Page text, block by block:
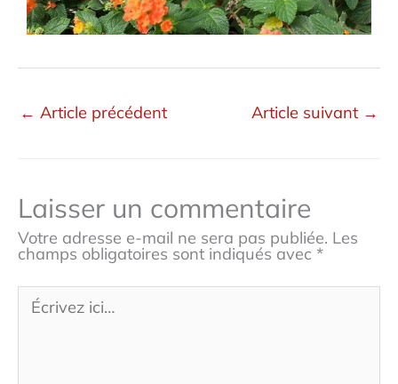
← Article précédent Article suivant →
Laisser un commentaire
Votre adresse e-mail ne sera pas publiée. Les
champs obligatoires sont indiqués avec *
Écrivez
ici…